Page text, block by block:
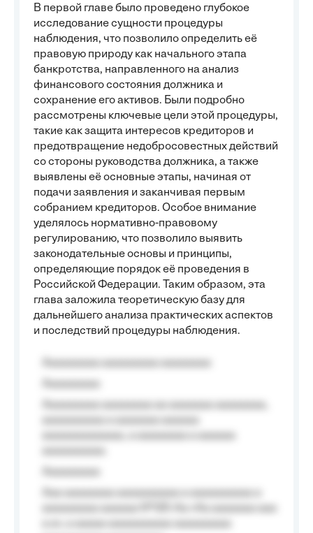
В первой главе было проведено глубокое
исследование сущности процедуры
наблюдения, что позволило определить её
правовую природу как начального этапа
банкротства, направленного на анализ
финансового состояния должника и
сохранение его активов. Были подробно
рассмотрены ключевые цели этой процедуры,
такие как защита интересов кредиторов и
предотвращение недобросовестных действий
со стороны руководства должника, а также
выявлены её основные этапы, начиная от
подачи заявления и заканчивая первым
собранием кредиторов. Особое внимание
уделялось нормативно-правовому
регулированию, что позволило выявить
законодательные основы и принципы,
определяющие порядок её проведения в
Российской Федерации. Таким образом, эта
глава заложила теоретическую базу для
дальнейшего анализа практических аспектов
и последствий процедуры наблюдения.